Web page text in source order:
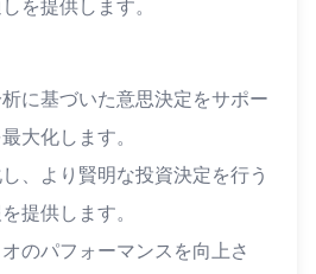
を提供します。
に基づいた意思決定をサポー
大化します。
、より賢明な投資決定を行う
提供します。
のパフォーマンスを向上さ